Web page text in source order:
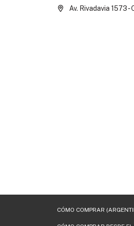
Av. Rivadavia 1573 -
CÓMO COMPRAR